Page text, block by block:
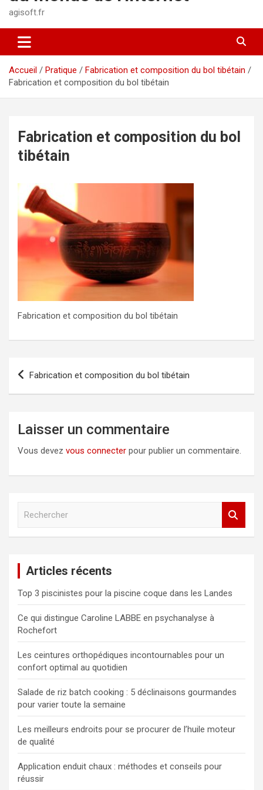
agisoft.fr
Accueil Pratique
Fabrication et composition du bol tibétain
Fabrication et composition du bol tibétain
Fabrication et composition du bol
tibétain
Fabrication et composition du bol tibétain
Navigation
Fabrication et composition du bol tibétain
Laisser un commentaire
Vous devez vous connecter pour publier un commentaire.
c
h
e
r
Articles récents
Top 3 piscinistes pour la piscine coque dans les Landes
Ce qui distingue Caroline LABBE en psychanalyse à
Rochefort
Les ceintures orthopédiques incontournables pour un
confort optimal au quotidien
Salade de riz batch cooking : 5 déclinaisons gourmandes
pour varier toute la semaine
Les meilleurs endroits pour se procurer de l’huile moteur
de qualité
Application enduit chaux : méthodes et conseils pour
réussir